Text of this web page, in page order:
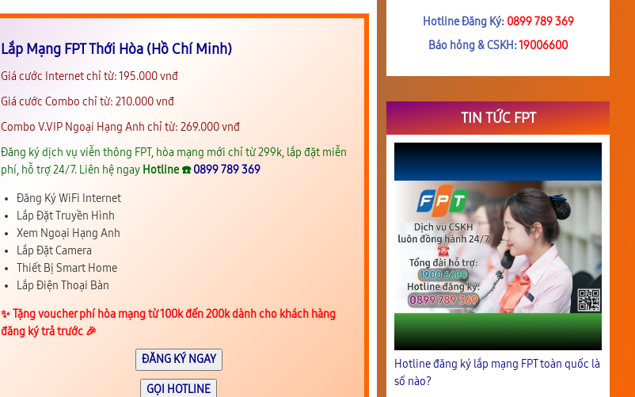
Lắp Mạng FPT Thới Hòa (Hồ Chí Minh)
Giá cước Internet chỉ từ: 195.000 vnđ
Giá cước Combo chỉ từ: 210.000 vnđ
Combo V.VIP Ngoại Hạng Anh chỉ từ: 269.000 vnđ
Đăng ký dịch vụ viễn thông FPT, hòa mạng mới chỉ từ 299k, lắp đặt miễn
phí, hỗ trợ 24/7. Liên hệ ngay Hotline ☎️0899 789 369
Đăng Ký WiFi Internet
Lắp Đặt Truyền Hình
Xem Ngoại Hạng Anh
Lắp Đặt Camera
Thiết Bị Smart Home
Lắp Điện Thoại Bàn
✨️ Tặng voucher phí hòa mạng từ 100k đến 200k dành cho khách hàng
đăng ký trả trước 🎉
ĐĂNG KÝ NGAY
GỌI HOTLINE
Hotline Đăng Ký: 0899 789 369
Báo hỏng & CSKH:19006600
TIN TỨC FPT
Hotline đăng ký lắp mạng FPT toàn quốc là
số nào?